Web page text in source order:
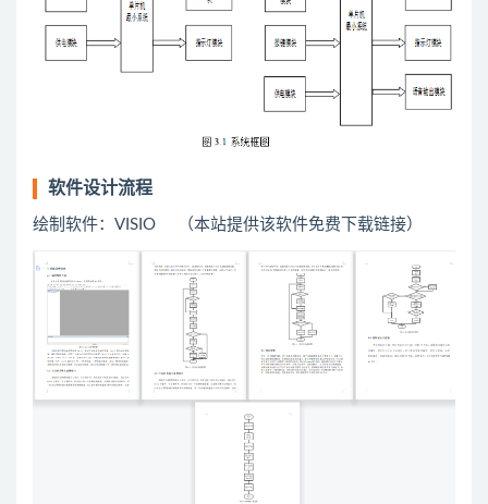
软件设计流程
绘制软件：VISIO （本站提供该软件免费下载链接）